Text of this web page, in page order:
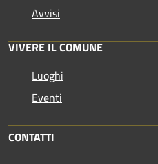
Avvisi
VIVERE IL COMUNE
Luoghi
Eventi
CONTATTI